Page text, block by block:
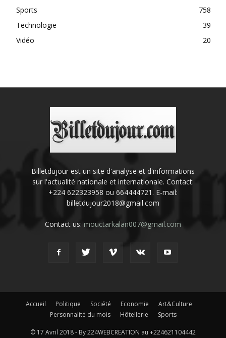
Sports
758
Technologie
39
Vidéo
20
Billetdujour est un site d'analyse et d'informations
sur l'actualité nationale et internationale. Contact:
+224 622323958 ou 664444721. E-mail:
billetdujour2018@gmail.com
Contact us: mouctarkalan007@gmail.com
Accueil Politique Société Economie
Art&Culture
Personnalité du mois
Hôtellerie Sports
© 17 Avril 2018 - By 224WEBCREATION au +224621104442